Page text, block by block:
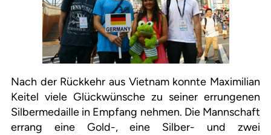
Nach der Rückkehr aus Vietnam konnte Maximilian
Keitel viele Glückwünsche zu seiner errungenen
Silbermedaille in Empfang nehmen. Die Mannschaft
errang eine Gold-, eine Silber- und zwei